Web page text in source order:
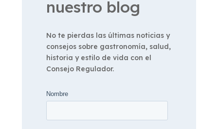
nuestro blog
No te pierdas las últimas noticias y
consejos sobre gastronomía, salud,
historia y estilo de vida con el
Consejo Regulador.